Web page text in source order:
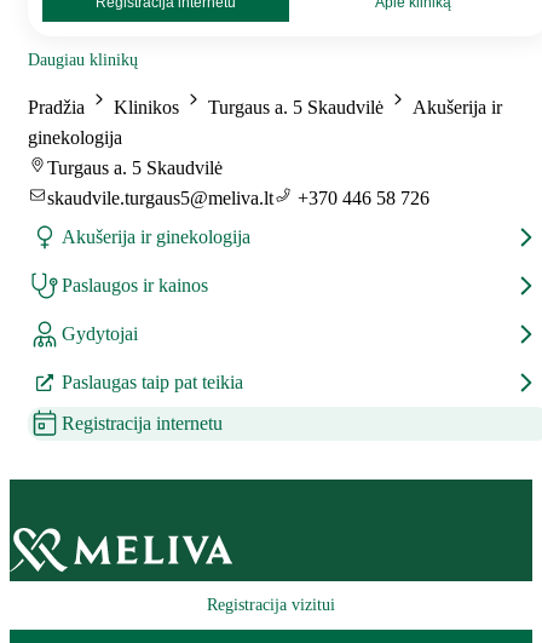
Daugiau klinikų
Pradžia Klinikos Turgaus a. 5 Skaudvilė
Akušerija ir
ginekologija
Turgaus a. 5 Skaudvilė
skaudvile.turgaus5@meliva.lt
+370 446 58 726
Akušerija ir ginekologija
Paslaugos ir kainos
Gydytojai
Paslaugas taip pat teikia
Registracija internetu
Registracija vizitui